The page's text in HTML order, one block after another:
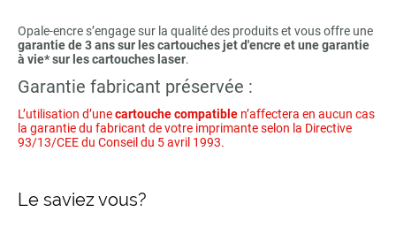
Opale-encre s’engage sur la qualité des produits et vous offre une
garantie de 3 ans sur les cartouches jet d'encre et une garantie
à vie* sur les cartouches laser.
Garantie fabricant préservée :
L’utilisation d’unecartouche compatible n’affectera en aucun cas
la garantie du fabricant de votre imprimante selon la Directive
93/13/CEE du Conseil du 5 avril 1993.
Le saviez vous?